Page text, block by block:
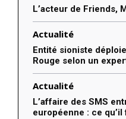
L’acteur de Friends,
Actualité
Entité sioniste
Rouge selon un
Actualité
L’affaire des SMS
européenne : ce qu’il